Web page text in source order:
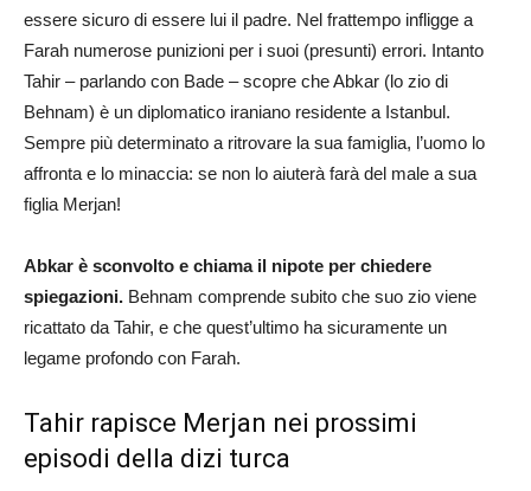
essere sicuro di essere lui il padre. Nel frattempo infligge a
Farah numerose punizioni per i suoi (presunti) errori. Intanto
Tahir – parlando con Bade – scopre che Abkar (lo zio di
Behnam) è un diplomatico iraniano residente a Istanbul.
Sempre più determinato a ritrovare la sua famiglia, l’uomo lo
affronta e lo minaccia: se non lo aiuterà farà del male a sua
figlia Merjan!
Abkar è sconvolto e chiama il nipote per chiedere
spiegazioni. Behnam comprende subito che suo zio viene
ricattato da Tahir, e che quest’ultimo ha sicuramente un
legame profondo con Farah.
Tahir rapisce Merjan nei prossimi
episodi della dizi turca